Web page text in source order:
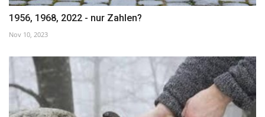
1956, 1968, 2022 - nur Zahlen?
Nov 10, 2023